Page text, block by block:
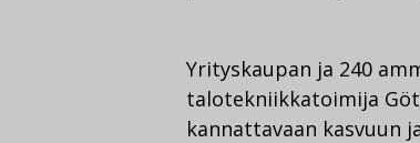
Yrityskaupan ja 240
talotekniikkatoimija
kannattavaan kasvuun